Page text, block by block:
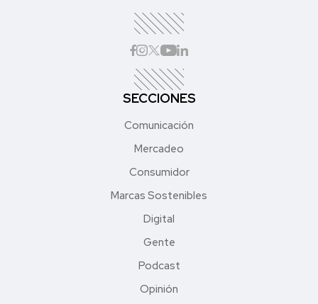
SECCIONES
Comunicación
Mercadeo
Consumidor
Marcas Sostenibles
Digital
Gente
Podcast
Opinión